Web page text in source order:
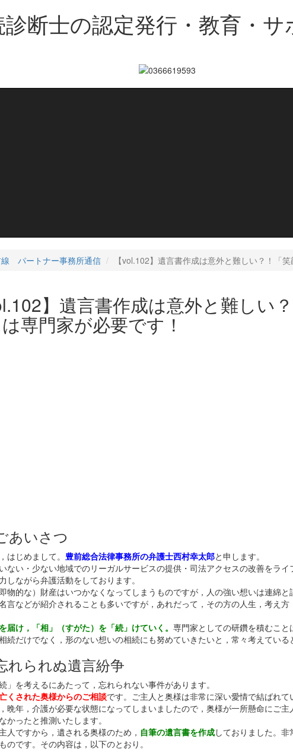
断士の認定発行・教育・
線 パートナー事務所通信 【vol.102】遺言書作成は意外と難しい？！「
】遺言書作成は意外と難しい
専門家が必要です！
あいさつ
はじめまして。 豊前総合法律事務所の弁護士西村幸太郎と申します。
ない・少ない地域でのリーガルサービスの提供・司法アクセスの改善をライ
しながら弁護活動をしております。
即物的な）財産はいつかなくなってしまうものですが，人の強い想いは連綿
言などが紹介されることも多いですが，あれだって，その方の人生，考え
届け，「相」（すがた）を「続」けていく。 専門家としての研鑽を積むこ
続だけでなく，形のない想いの相続にも努めていきたいと，常々考えている
られぬ遺言紛争
」を考えるにあたって，忘れられない事件があります。
くされた奥様からのご相談です。ご主人と奥様は非常に深い愛情で結ばれて
晩年，介護が必要な状態になってしまいましたので，奥様が一所懸命にご
かったと推測いたします。
人ですから，遺される奥様のため， 自筆の遺言書を作成しておりました。非
のです。その内容は，以下のとおり。